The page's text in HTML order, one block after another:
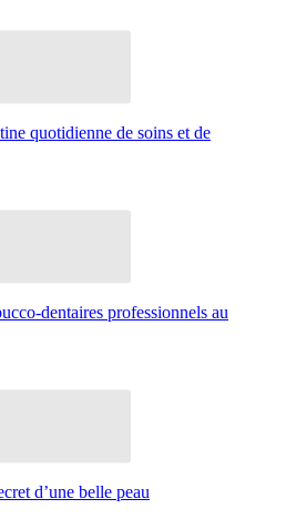
quotidienne de soins et de
dentaires professionnels au
d’une belle peau